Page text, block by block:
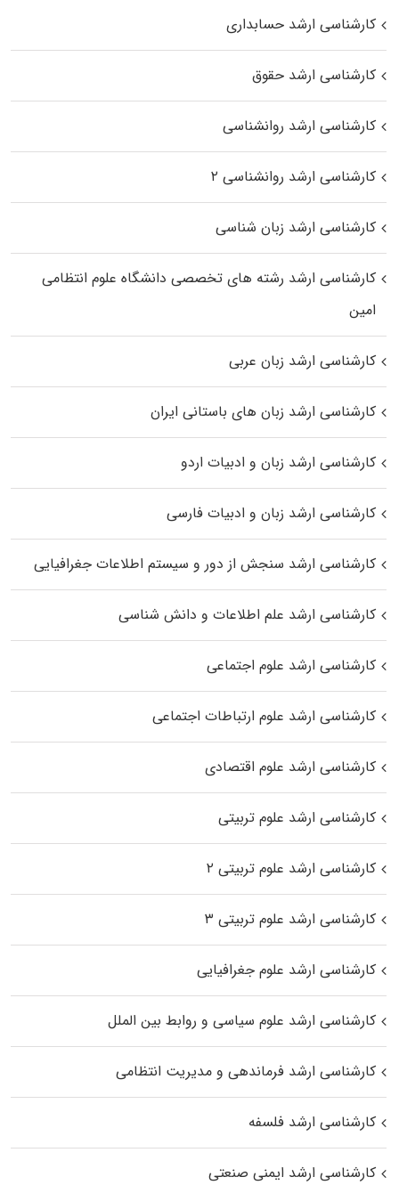
کارشناسی ارشد حسابداری
کارشناسی ارشد حقوق
کارشناسی ارشد روانشناسی
کارشناسی ارشد روانشناسی ۲
کارشناسی ارشد زبان شناسی
کارشناسی ارشد رﺷﺘﻪ ﻫﺎی تخصصی داﻧﺸﮕﺎه ﻋﻠﻮم انتظامی
اﻣﻴﻦ
کارشناسی ارشد زبان عربی
کارشناسی ارشد زبان‌ های باستانی ایران
کارشناسی ارشد زبان و ادبیات اردو
کارشناسی ارشد زبان و ادبیات فارسی
کارشناسی ارشد سنجش از دور و سیستم اطلاعات جغرافیایی
کارشناسی ارشد علم اطلاعات و دانش شناسی
کارشناسی ارشد علوم اجتماعی
کارشناسی ارشد علوم ارتباطات اجتماعی
کارشناسی ارشد علوم اقتصادی
کارشناسی ارشد علوم تربیتی
کارشناسی ارشد علوم تربیتی ۲
کارشناسی ارشد علوم تربیتی ۳
کارشناسی ارشد علوم جغرافیایی
کارشناسی ارشد علوم سیاسی و روابط بین الملل
کارشناسی ارشد فرماندهی و مدیریت انتظامی
کارشناسی ارشد فلسفه
کارشناسی ارشد ایمنی صنعتی